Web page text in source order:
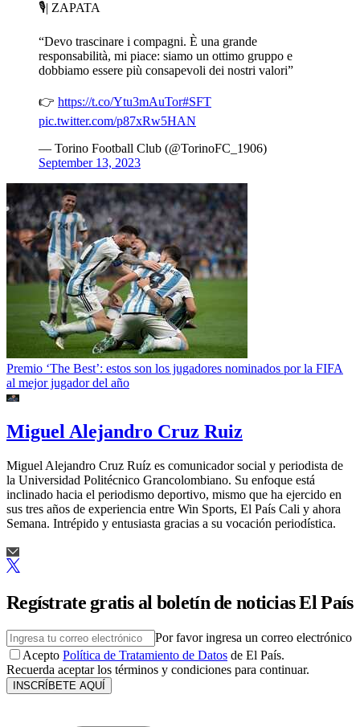
🎙️| ZAPATA
“Devo trascinare i compagni. È una grande
responsabilità, mi piace: siamo un ottimo gruppo e
dobbiamo essere più consapevoli dei nostri valori”
👉 https://t.co/Ytu3mAuTor#SFT
pic.twitter.com/p87xRw5HAN
— Torino Football Club (@TorinoFC_1906)
September 13, 2023
Premio ‘The Best’: estos son los jugadores nominados por la FIFA
al mejor jugador del año
Miguel Alejandro Cruz Ruiz
Miguel Alejandro Cruz Ruíz es comunicador social y periodista de
la Universidad Politécnico Grancolombiano. Su enfoque está
inclinado hacia el periodismo deportivo, mismo que ha ejercido en
sus tres años de experiencia entre Win Sports, El País Cali y ahora
Semana. Intrépido y entusiasta gracias a su vocación periodística.
Regístrate gratis al boletín de noticias El País
Por favor ingresa un correo electrónico
Acepto Política de Tratamiento de Datos de El País.
Recuerda aceptar los términos y condiciones para continuar.
INSCRÍBETE AQUÍ